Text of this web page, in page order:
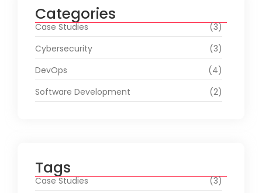
Categories
Case Studies
(3)
Cybersecurity
(3)
DevOps
(4)
Software Development
(2)
Tags
Case Studies
(3)